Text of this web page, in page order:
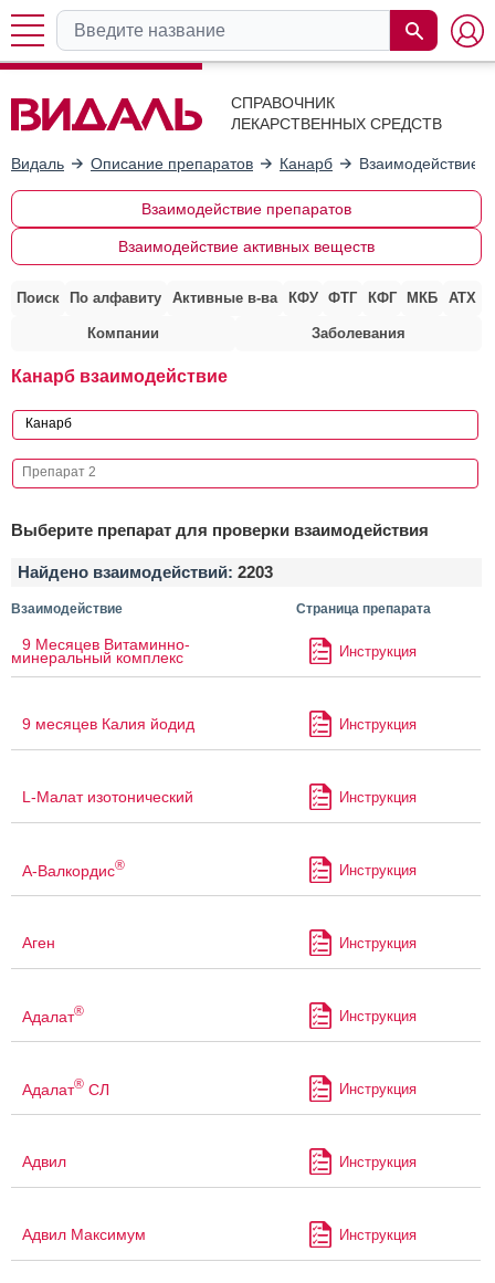
СПРАВОЧНИК
ЛЕКАРСТВЕННЫХ СРЕДСТВ
Видаль Описание препаратов Канарб Взаимодействие
Взаимодействие препаратов
Взаимодействие активных веществ
Поиск По алфавиту Активные в-ва КФУ ФТГ КФГ МКБ АТХ
Компании Заболевания
Канарб взаимодействие
Выберите препарат для проверки взаимодействия
Найдено взаимодействий: 2203
Взаимодействие Страница препарата
9 Месяцев Витаминно-
минеральный комплекс Инструкция
9 месяцев Калия йодид Инструкция
L-Малат изотонический Инструкция
А-Валкордис® Инструкция
Аген Инструкция
Адалат® Инструкция
Адалат® СЛ Инструкция
Адвил Инструкция
Адвил Максимум Инструкция